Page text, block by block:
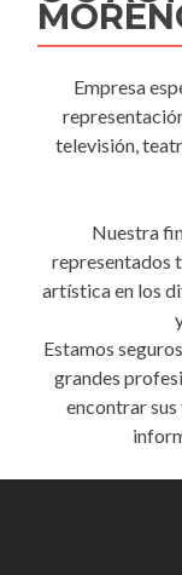
Empresa
televisión,
Nuestra
representados
artística en los
Estamos
grandes
encontrar